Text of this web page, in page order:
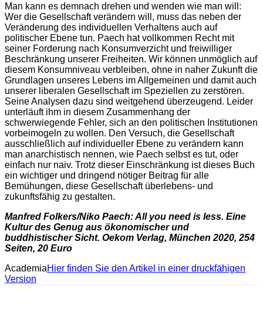
Man kann es demnach drehen und wenden wie man will:
Wer die Gesellschaft verändern will, muss das neben der
Veränderung des individuellen Verhaltens auch auf
politischer Ebene tun. Paech hat vollkommen Recht mit
seiner Forderung nach Konsumverzicht und freiwilliger
Beschränkung unserer Freiheiten. Wir können unmöglich auf
diesem Konsumniveau verbleiben, ohne in naher Zukunft die
Grundlagen unseres Lebens im Allgemeinen und damit auch
unserer liberalen Gesellschaft im Speziellen zu zerstören.
Seine Analysen dazu sind weitgehend überzeugend. Leider
unterläuft ihm in diesem Zusammenhang der
schwerwiegende Fehler, sich an den politischen Institutionen
vorbeimogeln zu wollen. Den Versuch, die Gesellschaft
ausschließlich auf individueller Ebene zu verändern kann
man anarchistisch nennen, wie Paech selbst es tut, oder
einfach nur naiv. Trotz dieser Einschränkung ist dieses Buch
ein wichtiger und dringend nötiger Beitrag für alle
Bemühungen, diese Gesellschaft überlebens- und
zukunftsfähig zu gestalten.
Manfred Folkers/Niko Paech: All you need is less. Eine
Kultur des Genug aus ökonomischer und
buddhistischer Sicht. Oekom Verlag, München 2020, 254
Seiten, 20 Euro
AcademiaHier finden Sie den Artikel in einer druckfähigen
Version